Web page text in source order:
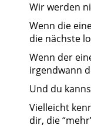
Wir werden
Wenn die
die nächste
Wenn der
irgendwann
Und du
Vielleicht
dir, die